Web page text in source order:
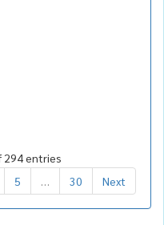
294 entries
5 30 Next